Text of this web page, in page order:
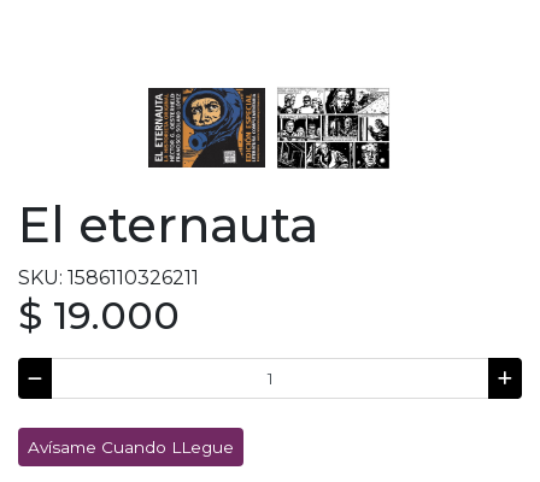
El eternauta
SKU: 1586110326211
$ 19.000
Avísame Cuando LLegue